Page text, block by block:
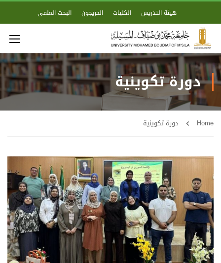
هيئة التدريس الكليات الخريجون البحث العلمي
دورة تكوينية
Home دورة تكوينية